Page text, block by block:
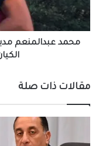
والتحمل
نادي
الكيانمحمد عبدالمنعم
مقالات ذات صلة